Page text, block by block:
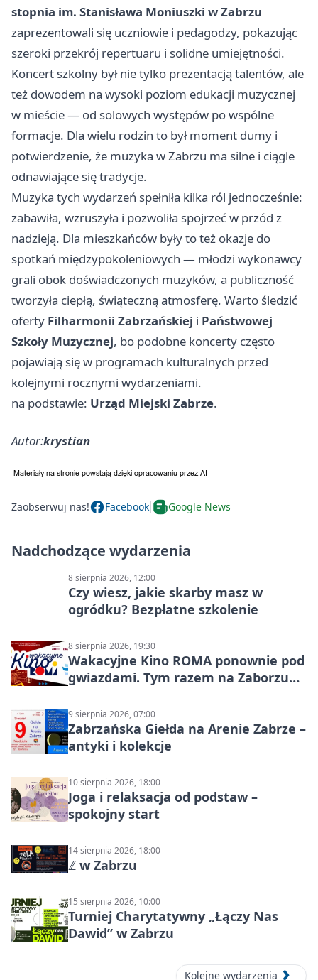
stopnia im. Stanisława Moniuszki w Zabrzu
zaprezentowali się uczniowie i pedagodzy, pokazując
szeroki przekrój repertuaru i solidne umiejętności.
Koncert szkolny był nie tylko prezentacją talentów, ale
też dowodem na wysoki poziom edukacji muzycznej
w mieście — od solowych występów po wspólne
formacje. Dla wielu rodzin to był moment dumy i
potwierdzenie, że muzyka wZabrzu ma silne i ciągle
odnawiające się tradycje.
Muzyka tych wydarzeń spełniła kilka ról jednocześnie:
zabawiła, wzruszyła i pozwoliła spojrzeć w przód z
nadzieją. Dla mieszkańców były to też okazje do
spotkań międzypokoleniowych — młodzi wykonawcy
grali obok doświadczonych muzyków, a publiczność
tworzyła ciepłą, świąteczną atmosferę. Warto śledzić
oferty Filharmonii Zabrzańskiej i Państwowej
Szkoły Muzycznej, bo podobne koncerty często
pojawiają się w programach kulturalnych przed
kolejnymi rocznymi wydarzeniami.
na podstawie: Urząd Miejski Zabrze.
Autor:krystian
Zaobserwuj nas! Facebook Google News
Nadchodzące wydarzenia
8 sierpnia 2026, 12:00
Czy wiesz, jakie skarby masz w
ogródku? Bezpłatne szkolenie
8 sierpnia 2026, 19:30
Wakacyjne Kino ROMA ponownie pod
gwiazdami. Tym razem na Zaborzu
9 sierpnia 2026, 07:00
Zabrzańska Giełda na Arenie Zabrze –
antyki i kolekcje
10 sierpnia 2026, 18:00
Joga i relaksacja od podstaw –
spokojny start
14 sierpnia 2026, 18:00
ℤ w Zabrzu
15 sierpnia 2026, 10:00
Turniej Charytatywny „Łączy Nas
Dawid” w Zabrzu
Kolejne wydarzenia